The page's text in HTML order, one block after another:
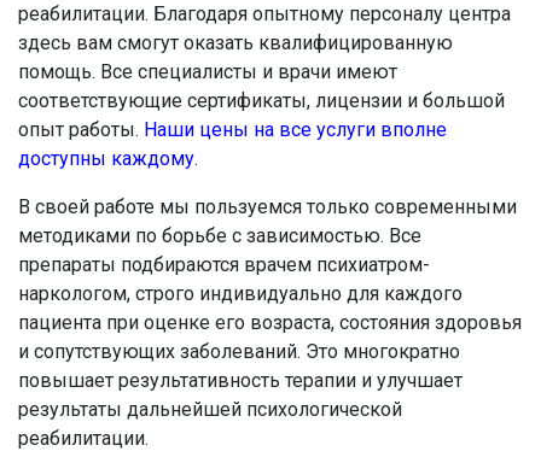
реабилитации. Благодаря опытному персоналу центра
здесь вам смогут оказать квалифицированную
помощь. Все специалисты и врачи имеют
соответствующие сертификаты, лицензии и большой
опыт работы. Наши цены на все услуги вполне
доступны каждому.
В своей работе мы пользуемся только современными
методиками по борьбе с зависимостью. Все
препараты подбираются врачем психиатром-
наркологом, строго индивидуально для каждого
пациента при оценке его возраста, состояния здоровья
и сопутствующих заболеваний. Это многократно
повышает результативность терапии и улучшает
результаты дальнейшей психологической
реабилитации.